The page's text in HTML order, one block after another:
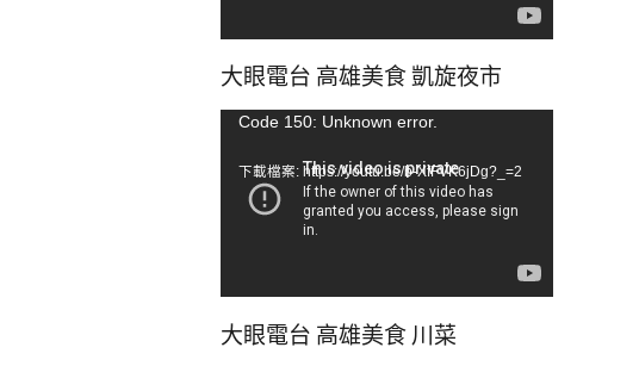
大眼電台 高雄美食 凱旋夜市
視Code 150: Unknown error.
下載檔案: https://youtu.be/b-XfFVK6jDg?_=2
大眼電台 高雄美食 川菜